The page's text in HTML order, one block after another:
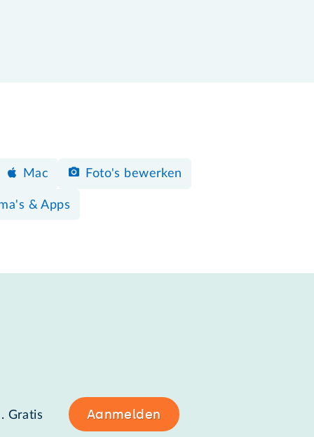
Mac Foto's bewerken
& Apps
Gratis Aanmelden